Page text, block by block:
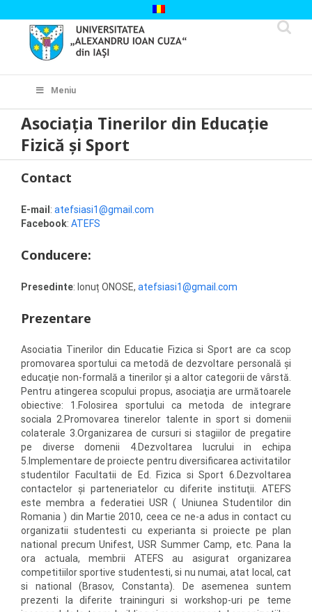
to
content
Meniu
Asociaţia Tinerilor din Educaţie
Fizică şi Sport
Contact
E-mail : atefsiasi1@gmail.com
Facebook: ATEFS
Conducere:
Presedinte: Ionuț ONOSE, atefsiasi1@gmail.com
Prezentare
Asociatia Tinerilor din Educatie Fizica si Sport are ca scop
promovarea sportului ca metodă de dezvoltare personală şi
educaţie non-formală a tinerilor şi a altor categorii de vârstă.
Pentru atingerea scopului propus, asociaţia are următoarele
obiective: 1.Folosirea sportului ca metoda de integrare
sociala 2.Promovarea tinerelor talente in sport si domenii
colaterale 3.Organizarea de cursuri si stagiilor de pregatire
pe diverse domenii 4.Dezvoltarea lucrului in echipa
5.Implementare de proiecte pentru diversificarea activitatilor
studentilor Facultatii de Ed. Fizica si Sport 6.Dezvoltarea
contactelor şi parteneriatelor cu diferite instituţii. ATEFS
este membra a federatiei USR ( Uniunea Studentilor din
Romania ) din Martie 2010, ceea ce ne-a adus in contact cu
organizatii studentesti cu experianta si proiecte pe plan
national precum Unifest, USR Summer Camp, etc. Pana la
ora actuala, membrii ATEFS au asigurat organizarea
competitiilor sportive studentesti, si nu numai, atat local, cat
si national (Brasov, Constanta). De asemenea suntem
prezenti la diferite traininguri si workshop-uri pe teme